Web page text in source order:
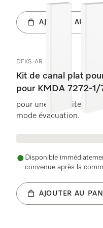
AJOUTER AU
DFKS-AR
Kit de canal plat
pour KMDA 7272-1/
pour une conduite de
mode évacuation.
Disponible
convenue après la
AJOUTER AU